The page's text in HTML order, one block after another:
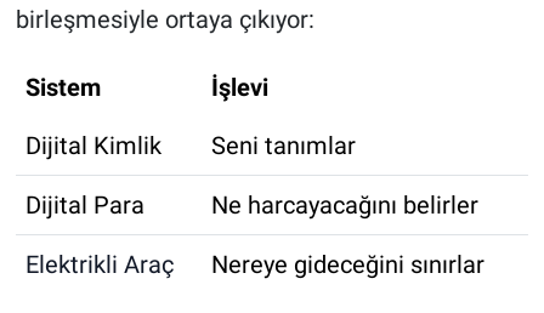
birleşmesiyle ortaya çıkıyor:
Sistem
İşlevi
Dijital Kimlik
Seni tanımlar
Dijital Para Ne harcayacağını belirler
Elektrikli Araç Nereye gideceğini sınırlar